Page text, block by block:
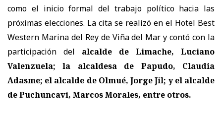
como el inicio formal del trabajo político hacia las
próximas elecciones. La cita se realizó en el Hotel Best
Western Marina del Rey de Viña del Mar y contó con la
participación del alcalde de Limache, Luciano
Valenzuela; la alcaldesa de Papudo, Claudia
Adasme; el alcalde de Olmué, Jorge Jil; y el alcalde
de Puchuncaví, Marcos Morales, entre otros.